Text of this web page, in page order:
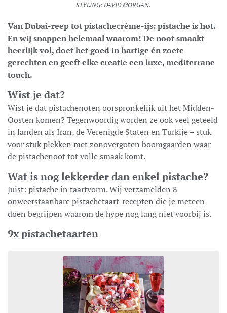
STYLING: DAVID MORGAN.
Van Dubai-reep tot pistachecrème-ijs: pistache is hot.
En wij snappen helemaal waarom! De noot smaakt
heerlijk vol, doet het goed in hartige én zoete
gerechten en geeft elke creatie een luxe, mediterrane
touch.
Wist je dat?
Wist je dat pistachenoten oorspronkelijk uit het Midden-
Oosten komen? Tegenwoordig worden ze ook veel geteeld
in landen als Iran, de Verenigde Staten en Turkije – stuk
voor stuk plekken met zonovergoten boomgaarden waar
de pistachenoot tot volle smaak komt.
Wat is nog lekkerder dan enkel pistache?
Juist: pistache in taartvorm. Wij verzamelden 8
onweerstaanbare pistachetaart-recepten die je meteen
doen begrijpen waarom de hype nog lang niet voorbij is.
9x pistachetaarten